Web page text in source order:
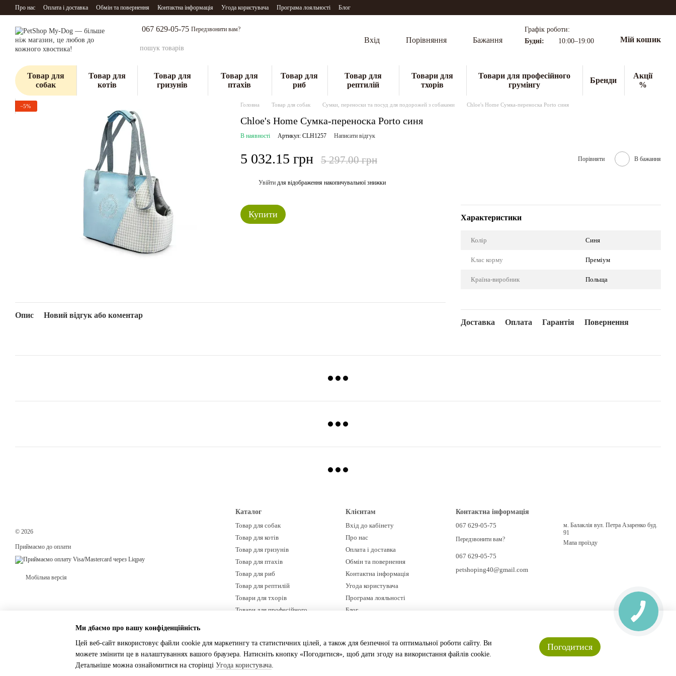
Перейти до основного контенту
Про нас Оплата і доставка Обмін та повернення Контактна інформація Угода користувача Програма лояльності Блог
067 629-05-75 Передзвонити вам?
Вхід Порівняння Бажання
Графік роботи:
Будні:
10:00–19:00 Мій кошик
Товар для
собак
Товар для
котів
Товар для
гризунів
Товар для
птахів
Товар для
риб
Товар для
рептилій
Товари для
тхорів
Товари для професійного
грумінгу
Бренди
Акції
%
−5% Головна Товар для собак Сумки, переноски та посуд для подорожей з собаками Chloe's Home Сумка-переноска Porto синя
Chloe's Home Сумка-переноска Porto синя
В наявності Артикул: CLH1257 Написати відгук
5 032.15 грн 5 297.00 грн Порівняти В бажання
Увійти для відображення накопичувальної знижки
Купити Характеристики
Колір Синя
Клас корму Преміум
Країна-виробник Польща
Доставка Оплата Гарантія Повернення
Опис Новий відгук або коментар
© 2026
Приймаємо до оплати
Мобільна версія
Інтернет-магазин створений з Хорошоп
Каталог
Товар для собак
Товар для котів
Товар для гризунів
Товар для птахів
Товар для риб
Товар для рептилій
Товари для тхорів
Товари для професійного
Акції %
Клієнтам
Вхід до кабінету
Про нас
Оплата і доставка
Обмін та повернення
Контактна інформація
Угода користувача
Програма лояльності
Блог
Контактна інформація
067 629-05-75
Передзвонити вам?
067 629-05-75
petshoping40@gmail.com
м. Балаклія вул. Петра Азаренко буд.
91
Мапа проїзду
Ми дбаємо про вашу конфіденційність
Цей веб-сайт використовує файли cookie для маркетингу та статистичних цілей, а також для безпечної та оптимальної роботи сайту. Ви
можете змінити це в налаштуваннях вашого браузера. Натисніть кнопку «Погодитися», щоб дати згоду на використання файлів cookie.
Детальніше можна ознайомитися на сторінці Угода користувача.
Погодитися